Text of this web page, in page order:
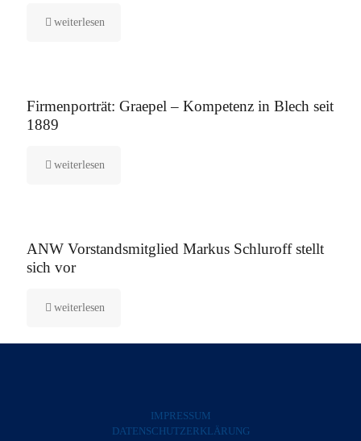
weiterlesen
Firmenporträt: Graepel – Kompetenz in Blech seit
1889
weiterlesen
ANW Vorstandsmitglied Markus Schluroff stellt
sich vor
weiterlesen
IMPRESSUM
DATENSCHUTZERKLÄRUNG